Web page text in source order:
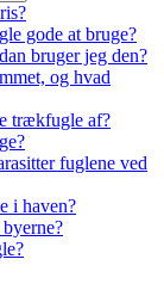
gode at bruge?
bruger jeg den?
og hvad
trækfugle af?
fuglene ved
i haven?